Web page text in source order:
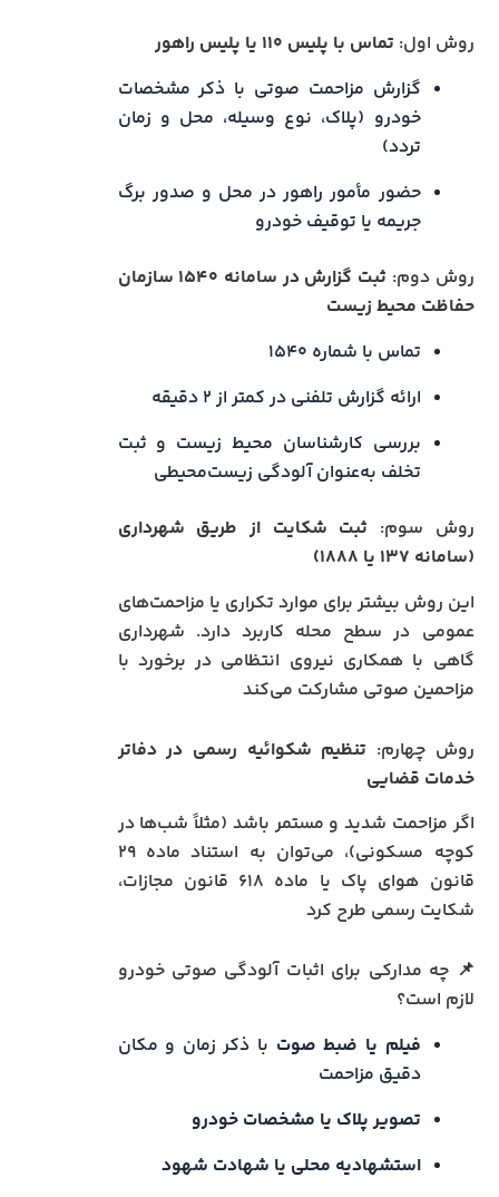
روش اول: تماس با پلیس ۱۱۰ یا پلیس راهور
گزارش مزاحمت صوتی با ذکر مشخصات
خودرو (پلاک، نوع وسیله، محل و زمان
تردد)
حضور مأمور راهور در محل و صدور برگ
جریمه یا توقیف خودرو
روش دوم:
ثبت گزارش در سامانه ۱۵۴۰ سازمان
حفاظت محیط زیست
تماس با شماره ۱۵۴۰
ارائه گزارش تلفنی در کمتر از ۲ دقیقه
بررسی کارشناسان محیط زیست و ثبت
تخلف به‌عنوان آلودگی زیست‌محیطی
روش سوم: ثبت شکایت از طریق شهرداری
(سامانه ۱۳۷ یا ۱۸۸۸)
این روش بیشتر برای موارد تکراری یا مزاحمت‌های
عمومی در سطح محله کاربرد دارد. شهرداری
گاهی با همکاری نیروی انتظامی در برخورد با
مزاحمین صوتی مشارکت می‌کند
روش چهارم: تنظیم شکوائیه رسمی در دفاتر
خدمات قضایی
اگر مزاحمت شدید و مستمر باشد (مثلاً شب‌ها در
کوچه مسکونی)، می‌توان به استناد ماده ۲۹
قانون هوای پاک یا ماده ۶۱۸ قانون مجازات،
شکایت رسمی طرح کرد
📌 چه مدارکی برای اثبات آلودگی صوتی خودرو
لازم است؟
فیلم یا ضبط صوت با ذکر زمان و مکان
دقیق مزاحمت
تصویر پلاک یا مشخصات خودرو
استشهادیه محلی یا شهادت شهود